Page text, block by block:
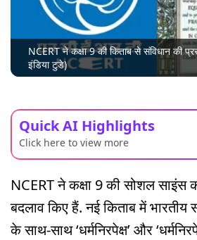
NCERT ने कक्षा 9 की किताब से संविधान की
इंडिया टुडे)
Quick AI Highlights
Click here to view more
NCERT ने कक्षा 9 की सोशल साइंस
बदलाव किए हैं. नई किताब में भारतीय
के साथ-साथ ‘धर्मनिरपेक्ष’ और